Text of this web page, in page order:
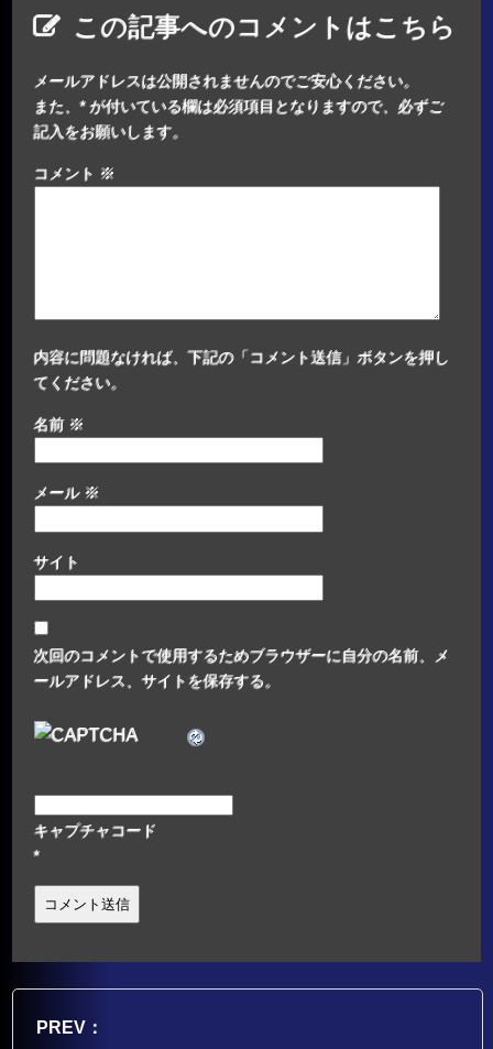
この記事へのコメントはこちら
メールアドレスは公開されませんのでご安心ください。
また、*が付いている欄は必須項目となりますので、必ずご
記入をお願いします。
コメント ※
内容に問題なければ、下記の「コメント送信」ボタンを押し
てください。
名前 ※
メール ※
サイト
次回のコメントで使用するためブラウザーに自分の名前、メ
ールアドレス、サイトを保存する。
キャプチャコード
*
PREV：